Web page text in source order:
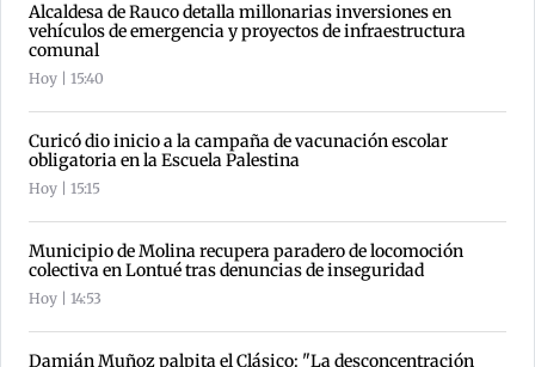
Alcaldesa de Rauco detalla millonarias inversiones en
vehículos de emergencia y proyectos de infraestructura
comunal
Hoy | 15:40
Curicó dio inicio a la campaña de vacunación escolar
obligatoria en la Escuela Palestina
Hoy | 15:15
Municipio de Molina recupera paradero de locomoción
colectiva en Lontué tras denuncias de inseguridad
Hoy | 14:53
Damián Muñoz palpita el Clásico: "La desconcentración